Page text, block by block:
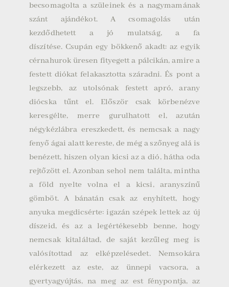
becsomagolta a szüleinek és a nagymamának
szánt ajándékot. A csomagolás után
kezdődhetett a jó mulatság, a fa
díszítése. Csupán egy bökkenő akadt: az egyik
cérnahurok üresen fityegett a pálcikán, amire a
festett diókat felakasztotta száradni. És pont a
legszebb, az utolsónak festett apró, arany
diócska tűnt el. Először csak körbenézve
keresgélte, merre gurulhatott el, azután
négykézlábra ereszkedett, és nemcsak a nagy
fenyő ágai alatt kereste, de még a szőnyeg alá is
benézett, hiszen olyan kicsi az a dió, hátha oda
rejtőzött el. Azonban sehol nem találta, mintha
a föld nyelte volna el a kicsi, aranyszínű
gömböt.A bánatán csak az enyhített, hogy
anyuka megdicsérte: igazán szépek lettek az új
díszeid, és az a legértékesebb benne, hogy
nemcsak kitaláltad, de saját kezűleg meg is
valósítottad az elképzelésedet.Nemsokára
elérkezett az este, az ünnepi vacsora, a
gyertyagyújtás, na meg az est fénypontja, az